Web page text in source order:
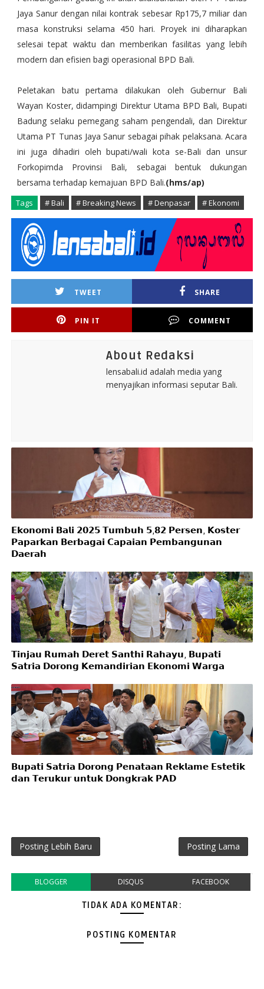
Jaya Sanur dengan nilai kontrak sebesar Rp175,7 miliar dan
masa konstruksi selama 450 hari. Proyek ini diharapkan
selesai tepat waktu dan memberikan fasilitas yang lebih
modern dan efisien bagi operasional BPD Bali.
Peletakan batu pertama dilakukan oleh Gubernur Bali
Wayan Koster, didampingi Direktur Utama BPD Bali, Bupati
Badung selaku pemegang saham pengendali, dan Direktur
Utama PT Tunas Jaya Sanur sebagai pihak pelaksana. Acara
ini juga dihadiri oleh bupati/wali kota se-Bali dan unsur
Forkopimda Provinsi Bali, sebagai bentuk dukungan
bersama terhadap kemajuan BPD Bali.(hms/ap)
Tags # Bali # Breaking News # Denpasar # Ekonomi
TWEET SHARE
PIN IT COMMENT
About Redaksi
lensabali.id adalah media yang
menyajikan informasi seputar Bali.
𝗘𝗸𝗼𝗻𝗼𝗺𝗶 𝗕𝗮𝗹𝗶 𝟮𝟬𝟮𝟱 𝗧𝘂𝗺𝗯𝘂𝗵 𝟱,𝟴𝟮 𝗣𝗲𝗿𝘀𝗲𝗻, 𝗞𝗼𝘀𝘁𝗲𝗿
𝗣𝗮𝗽𝗮𝗿𝗸𝗮𝗻 𝗕𝗲𝗿𝗯𝗮𝗴𝗮𝗶 𝗖𝗮𝗽𝗮𝗶𝗮𝗻 𝗣𝗲𝗺𝗯𝗮𝗻𝗴𝘂𝗻𝗮𝗻
𝗗𝗮𝗲𝗿𝗮𝗵
𝗧𝗶𝗻𝗷𝗮𝘂 𝗥𝘂𝗺𝗮𝗵 𝗗𝗲𝗿𝗲𝘁 𝗦𝗮𝗻𝘁𝗵𝗶 𝗥𝗮𝗵𝗮𝘆𝘂, 𝗕𝘂𝗽𝗮𝘁𝗶
𝗦𝗮𝘁𝗿𝗶𝗮 𝗗𝗼𝗿𝗼𝗻𝗴 𝗞𝗲𝗺𝗮𝗻𝗱𝗶𝗿𝗶𝗮𝗻 𝗘𝗸𝗼𝗻𝗼𝗺𝗶 𝗪𝗮𝗿𝗴𝗮
𝗕𝘂𝗽𝗮𝘁𝗶 𝗦𝗮𝘁𝗿𝗶𝗮 𝗗𝗼𝗿𝗼𝗻𝗴 𝗣𝗲𝗻𝗮𝘁𝗮𝗮𝗻 𝗥𝗲𝗸𝗹𝗮𝗺𝗲 𝗘𝘀𝘁𝗲𝘁𝗶𝗸
𝗱𝗮𝗻 𝗧𝗲𝗿𝘂𝗸𝘂𝗿 𝘂𝗻𝘁𝘂𝗸 𝗗𝗼𝗻𝗴𝗸𝗿𝗮𝗸 𝗣𝗔𝗗
Posting Lebih Baru Posting Lama
BLOGGER DISQUS FACEBOOK
TIDAK ADA KOMENTAR:
POSTING KOMENTAR